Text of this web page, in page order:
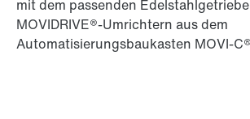
mit dem passenden
MOVIDRIVE®-Umrichtern aus dem
Automatisierungsbaukasten MOVI-C®